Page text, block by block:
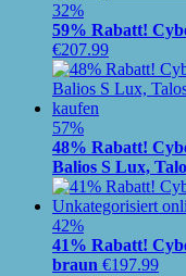
32%
59% Rabatt!
€207.99
57%
48% Rabatt!
Balios S Lux,
42%
41% Rabatt!
braun €197.99